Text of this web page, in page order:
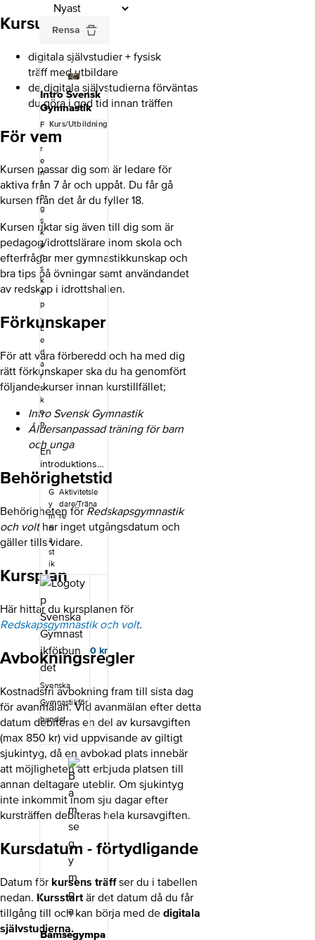
Kursupplägg
digitala självstudier + fysisk
träff med utbildare
de digitala självstudierna förväntas
du göra i god tid innan träffen
För vem
Kursen passar dig som är ledare för
aktiva från 7 år och uppåt. Du får gå
kursen från det år du fyller 18.
Kursen riktar sig även till dig som är
pedagog/idrottslärare inom skola och
efterfrågar mer gymnastikkunskap och
bra tips på övningar samt användandet
av redskap i idrottshallen.
Förkunskaper
För att vara förberedd och ha med dig
rätt förkunskaper ska du ha genomfört
följande kurser innan kurstillfället;
Intro Svensk Gymnastik
Åldersanpassad träning för barn
och unga
Behörighetstid
Behörigheten för Redskapsgymnastik
och volt har inget utgångsdatum och
gäller tills vidare.
Kursplan
Här hittar du kursplanen för
Redskapsgymnastik och volt.
Avbokningsregler
Kostnadsfri avbokning fram till sista dag
för avanmälan. Vid avanmälan efter detta
datum debiteras en del av kursavgiften
(max 850 kr) vid uppvisande av giltigt
sjukintyg, då en avbokad plats innebär
att möjligheten att erbjuda platsen till
annan deltagare uteblir. Om sjukintyg
inte inkommit inom sju dagar efter
kursträffen debiteras hela kursavgiften.
Kursdatum - förtydligande
Datum för kursens träffser du i tabellen
nedan. Kursstartär det datum då du får
tillgång till och kan börja med de digitala
självstudierna.
Rensa
Intro Svensk
Gymnastik
F
ö
r
e
n
i
n
g
s
k
u
n
s
k
a
p
,
L
e
d
a
r
s
k
a
p
Kurs/Utbildning
En
introduktionsku
rs som ger dig
en första
inblick i Svensk
Gymnastik.
Kursen ger dig
inspiration
oavsett om du
leder träning
eller
organisation.
Kursinnehåll
Genom kursen
får du lära dig
om
gymnastikens
ledarskap,
,
uppförandekod
en,
utvecklingsmo
dellen och om
idrottsrörelsen.
Kursupplägg
Kursen består
av digitala
självstudier
som du utför
på egen hand.
För vem Alla
ledare inom
Gymnastikförb
undets
medlemsföreni
ngar ska
genomföra
Intro Svensk
G
y
m
n
a
st
ik
Aktivitetsle
dare/Träna
re
Svenska
Gymnastikför
bundet
0kr
Bamsegympa